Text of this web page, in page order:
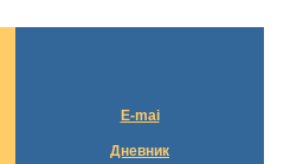
Е-mai
Дневник